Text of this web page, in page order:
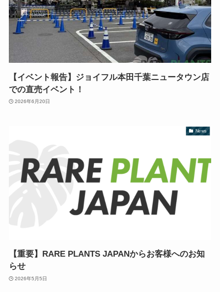
【イベント報告】ジョイフル本田千葉ニュータウン店
での直売イベント！
2026年6月20日
News
【重要】RARE PLANTS JAPANからお客様へのお知
らせ
2026年5月5日